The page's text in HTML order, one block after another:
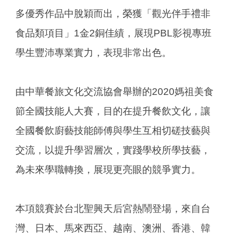
多優秀作品中脫穎而出，榮獲「觀光伴手禮非
食品類項目」1金2銅佳績，展現PBL影視專班
學生豐沛專業實力，表現非常出色。
由中華餐旅文化交流協會舉辦的2020媽祖美食
節全國技能人大賽，目的在提升餐飲文化，讓
全國餐飲廚藝技能師傅與學生互相切磋技藝與
交流，以提升學習層次，實踐學校所學技藝，
為未來學職轉換，展現更亮眼的競爭實力。
本項競賽於台北聖興天后宮熱鬧登場，來自台
灣、日本、馬來西亞、越南、澳洲、香港、韓